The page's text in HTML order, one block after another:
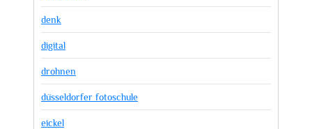
denk
digital
drohnen
düsseldorfer fotoschule
eickel